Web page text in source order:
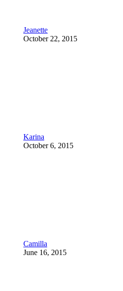
Jeanette
October 22, 2015
Karina
October 6, 2015
Camilla
June 16, 2015